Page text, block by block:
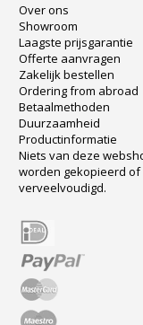
Over ons
Showroom
Laagste prijsgarantie
Offerte aanvragen
Zakelijk bestellen
Ordering from abroad
Betaalmethoden
Duurzaamheid
Productinformatie
Niets van deze
worden gekopieerd of
verveelvoudigd.